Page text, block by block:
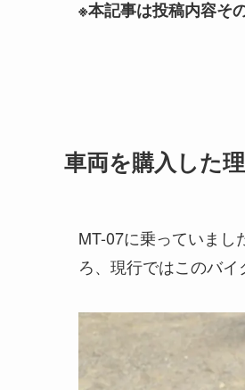
※本記事は投稿内容そ
車両を購入した
MT-07に乗っていま
ろ、現行ではこのバイ